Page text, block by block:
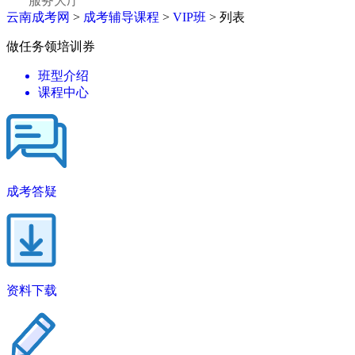
云南成考网 > 成考辅导课程 > VIP班 > 列表
做任务领培训券
班型介绍
课程中心
成考答疑
资料下载